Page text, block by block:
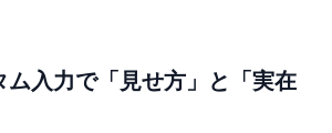
ム入力で「見せ方」と「実在